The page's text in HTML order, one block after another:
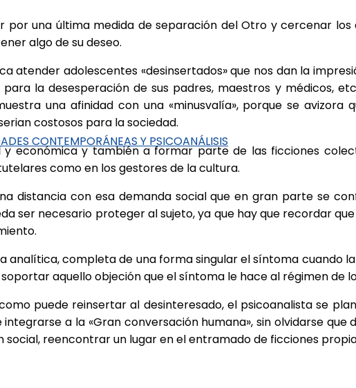
CONTEMPORÁNEAS Y PSICOANÁLISIS
por una última medida de separación del Otro y cercenar
algo de su deseo.
atender adolescentes «desinsertados» que nos dan la
la desesperación de sus padres, maestros y médicos,
una afinidad con una «minusvalía», porque se
costosos para la sociedad.
económica y también a formar parte de las ficciones
como en los gestores de la cultura.
distancia con esa demanda social que en gran parte se
ser necesario‎ proteger al sujeto, ya que hay que recordar
analítica, completa de una forma singular el síntoma cuando
aquello objeción que el síntoma le hace al régimen de
puede reinsertar al desinteresado, el psicoanalista se
a la «Gran conversación humana», sin olvidarse
social, reencontrar un lugar en el entramado de ficciones